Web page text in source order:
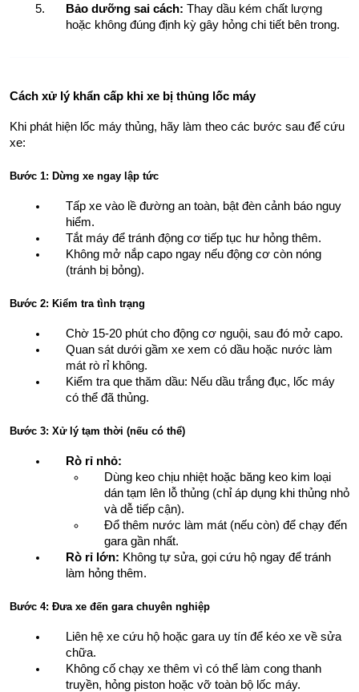
Bảo dưỡng sai cách: Thay dầu kém chất lượng
hoặc không đúng định kỳ gây hỏng chi tiết bên trong.
Cách xử lý khẩn cấp khi xe bị thủng lốc máy
Khi phát hiện lốc máy thủng, hãy làm theo các bước sau để cứu
xe:
Bước 1: Dừng xe ngay lập tức
Tấp xe vào lề đường an toàn, bật đèn cảnh báo nguy
hiểm.
Tắt máy để tránh động cơ tiếp tục hư hỏng thêm.
Không mở nắp capo ngay nếu động cơ còn nóng
(tránh bị bỏng).
Bước 2: Kiểm tra tình trạng
Chờ 15-20 phút cho động cơ nguội, sau đó mở capo.
Quan sát dưới gầm xe xem có dầu hoặc nước làm
mát rò rỉ không.
Kiểm tra que thăm dầu: Nếu dầu trắng đục, lốc máy
có thể đã thủng.
Bước 3: Xử lý tạm thời (nếu có thể)
Rò rỉ nhỏ:
Dùng keo chịu nhiệt hoặc băng keo kim loại
dán tạm lên lỗ thủng (chỉ áp dụng khi thủng nhỏ
và dễ tiếp cận).
Đổ thêm nước làm mát (nếu còn) để chạy đến
gara gần nhất.
Rò rỉ lớn: Không tự sửa, gọi cứu hộ ngay để tránh
làm hỏng thêm.
Bước 4: Đưa xe đến gara chuyên nghiệp
Liên hệ xe cứu hộ hoặc gara uy tín để kéo xe về sửa
chữa.
Không cố chạy xe thêm vì có thể làm cong thanh
truyền, hỏng piston hoặc vỡ toàn bộ lốc máy.